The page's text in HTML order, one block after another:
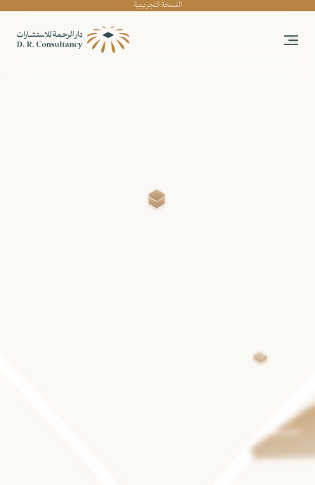
النسخة التجريبية